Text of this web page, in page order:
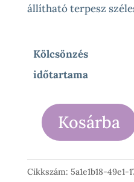
állítható terpesz
Kölcsönzés
időtartama
Artipoppe
Zeitgeist
Kosárba
Cikkszám: 5a1e1b18-